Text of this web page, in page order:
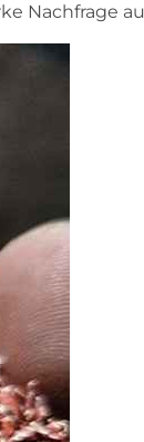
Nachfrage